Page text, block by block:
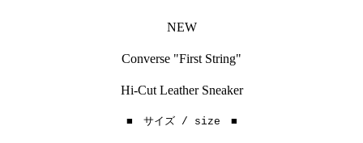
NEW
Converse "First String"
Hi-Cut Leather Sneaker
■ サイズ / size ■